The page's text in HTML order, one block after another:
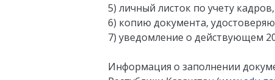
5) личный листок по учету
6) копию документа,
7) уведомление о действующем
Информация о заполнении